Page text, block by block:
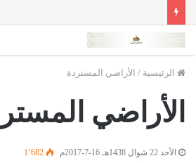
الرئيسية / الأراضي المستردة
الأراضي
الأحد 22 شوال 1438هـ 16-7-2017م 1٬682